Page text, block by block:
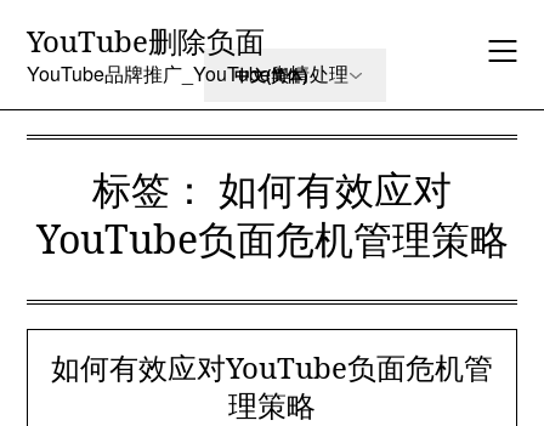
content
YouTube删除负面
YouTube品牌推广_YouTube舆情处理
标签： 如何有效应对
YouTube负面危机管理策略
如何有效应对YouTube负面危机管
理策略